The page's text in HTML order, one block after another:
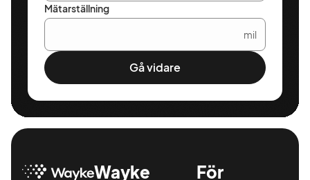
Mätarställning
mil
Gå vidare
Wayke
För